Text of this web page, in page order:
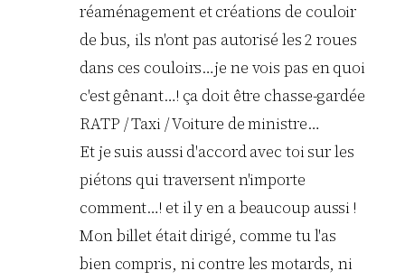
réaménagement et créations de couloir
de bus, ils n'ont pas autorisé les 2 roues
dans ces couloirs…je ne vois pas en quoi
c'est gênant…! ça doit être chasse-gardée
RATP / Taxi / Voiture de ministre…
Et je suis aussi d'accord avec toi sur les
piétons qui traversent n'importe
comment…! et il y en a beaucoup aussi !
Mon billet était dirigé, comme tu l'as
bien compris, ni contre les motards, ni